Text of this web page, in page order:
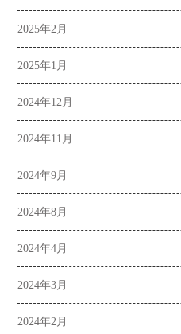
2025年2月
2025年1月
2024年12月
2024年11月
2024年9月
2024年8月
2024年4月
2024年3月
2024年2月